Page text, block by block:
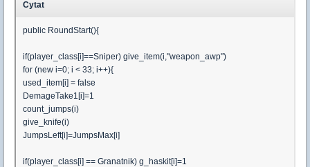
Cytat
public RoundStart(){
if(player_class[i]==Sniper) give_item(i,"weapon_awp")
for (new i=0; i < 33; i++){
used_item[i] = false
DemageTake1[i]=1
count_jumps(i)
give_knife(i)
JumpsLeft[i]=JumpsMax[i]
if(player_class[i] == Granatnik) g_haskit[i]=1